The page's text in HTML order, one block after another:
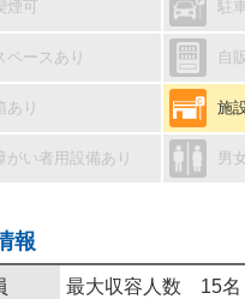
煙可 駐
ペースあり 自
あり 施
がい者用設備あり 男
報
最大収容人数 15名